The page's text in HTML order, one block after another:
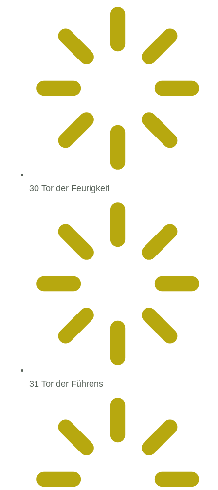
30 Tor der Feurigkeit
31 Tor der Führens